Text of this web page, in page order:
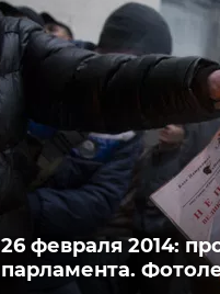
26 февраля 2014:
парламента.